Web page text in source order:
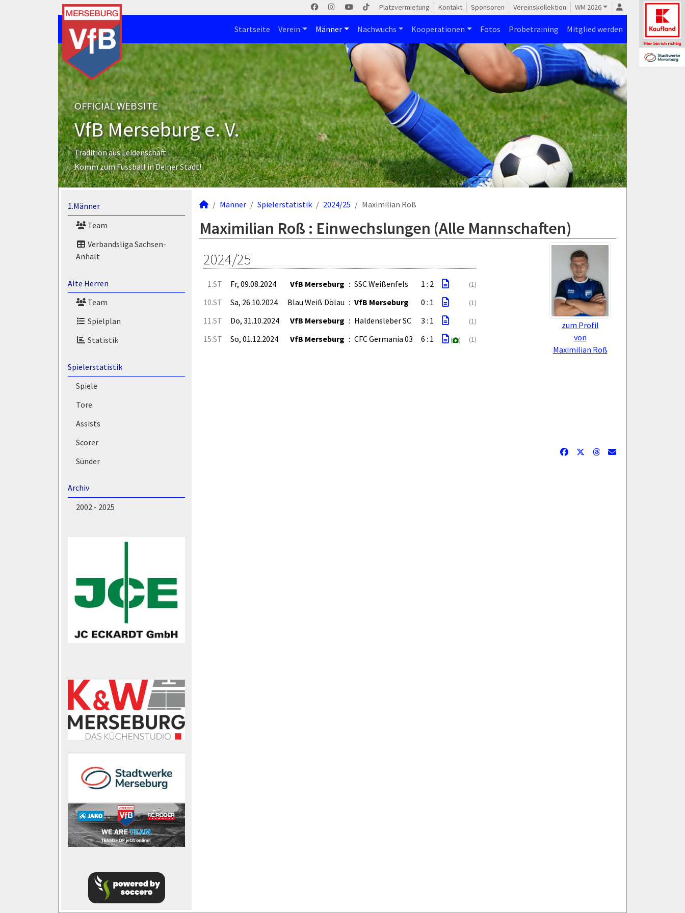
Platzvermietung Kontakt Sponsoren Vereinskollektion WM 2026
Startseite Verein Männer Nachwuchs Kooperationen Fotos Probetraining Mitglied werden
OFFICIAL WEBSITE
VfB Merseburg e. V.
Tradition aus Leidenschaft
Komm zum Fussball in Deiner Stadt!
1.Männer
Team
Verbandsliga Sachsen-
Anhalt
Alte Herren
Team
Spielplan
Statistik
Spielerstatistik
Spiele
Tore
Assists
Scorer
Sünder
Archiv
2002 - 2025
Männer Spielerstatistik 2024/25 Maximilian Roß
Maximilian Roß : Einwechslungen (Alle Mannschaften)
zum Profil
von
Maximilian Roß
2024/25
1.ST Fr, 09.08.2024 VfB Merseburg : SSC Weißenfels 1 : 2 (1)
10.ST Sa, 26.10.2024 Blau Weiß Dölau : VfB Merseburg 0 : 1 (1)
11.ST Do, 31.10.2024 VfB Merseburg : Haldensleber SC 3 : 1 (1)
15.ST So, 01.12.2024 VfB Merseburg : CFC Germania 03 6 : 1 ( ) (1)